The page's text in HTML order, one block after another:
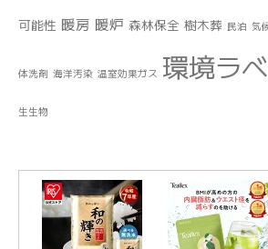
可能性 暖房 暖炉 森林保全 樹木葬 民泊 気
体洗剤 海洋汚染 温室効果ガス 環境ラ
生生物